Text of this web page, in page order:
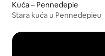
Kuća – Pennedepie
Stara kuća u Pennedepieu